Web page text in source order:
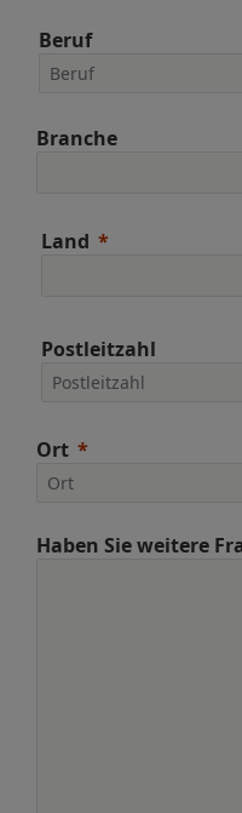
Beruf
Branche
Land
Postleitzahl
Ort
Haben Sie weitere